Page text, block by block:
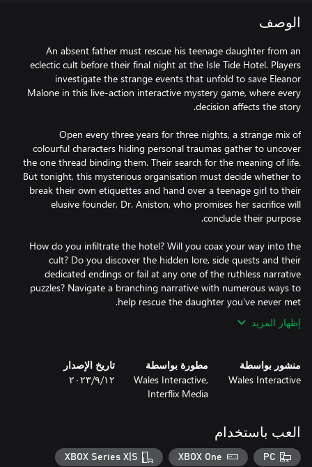
الوصف
An absent father must rescue his teenage daughter from an
eclectic cult before their final night at the Isle Tide Hotel. Players
investigate the strange events that unfold to save Eleanor
Malone in this live-action interactive mystery game, where every
Open every three years for three nights, a strange mix of
colourful characters hiding personal traumas gather to uncover
the one thread binding them. Their search for the meaning of life.
But tonight, this mysterious organisation must decide whether to
break their own etiquettes and hand over a teenage girl to their
elusive founder, Dr. Aniston, who promises her sacrifice will
How do you infiltrate the hotel? Will you coax your way into the
cult? Do you discover the hidden lore, side quests and their
dedicated endings or fail at any one of the ruthless narrative
puzzles? Navigate a branching narrative with numerous ways to
help rescue the daughter you’ve never met.
إظهار المزيد
منشور بواسطة
Wales Interactive
مطورة بواسطة
Wales Interactive,
Interflix Media
تاريخ الإصدار
١٢‏/٩‏/٢٠٢٣
العب باستخدام
PC
XBOX One
XBOX Series X|S